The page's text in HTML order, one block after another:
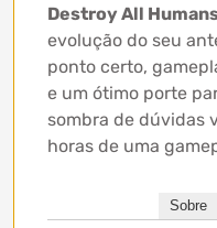
Destroy All
evolução do seu
ponto certo,
e um ótimo porte
sombra de dúvidas
horas de uma
Sobre